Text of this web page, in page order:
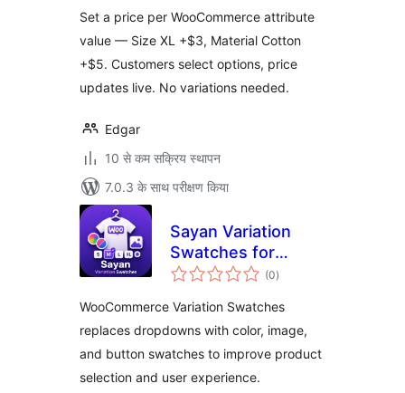
Set a price per WooCommerce attribute
value — Size XL +$3, Material Cotton
+$5. Customers select options, price
updates live. No variations needed.
Edgar
10 से कम सक्रिय स्थापन
7.0.3 के साथ परीक्षण किया
Sayan Variation
Swatches for
WooCommerce
(0कुल
दर)
WooCommerce Variation Swatches
replaces dropdowns with color, image,
and button swatches to improve product
selection and user experience.